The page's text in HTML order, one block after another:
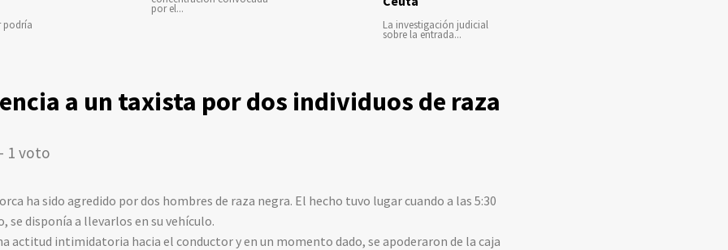
podría
por el...
La investigación judicial
sobre la entrada...
a un taxista por dos individuos de raza
1 voto
ha sido agredido por dos hombres de raza negra. El hecho tuvo lugar cuando a las 5:30
se disponía a llevarlos en su vehículo.
actitud intimidatoria hacia el conductor y en un momento dado, se apoderaron de la caja